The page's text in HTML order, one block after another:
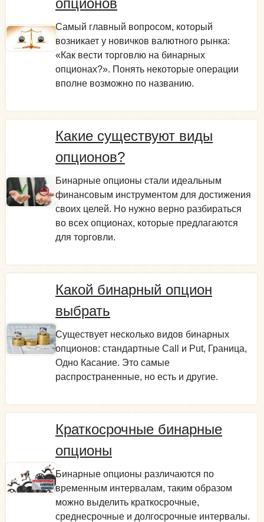
Самый главный вопросом, который
возникает у новичков валютного рынка:
«Как вести торговлю на бинарных
опционах?». Понять некоторые операции
вполне возможно по названию.
Какие существуют виды
опционов?
Бинарные опционы стали идеальным
финансовым инструментом для достижения
своих целей. Но нужно верно разбираться
во всех опционах, которые предлагаются
для торговли.
Какой бинарный опцион
выбрать
Существует несколько видов бинарных
опционов: стандартные Call и Put, Граница,
Одно Касание. Это самые
распространенные, но есть и другие.
Краткосрочные бинарные
опционы
Бинарные опционы различаются по
временным интервалам, таким образом
можно выделить краткосрочные,
среднесрочные и долгосрочные интервалы.